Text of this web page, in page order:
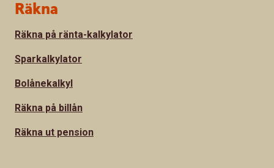
Sidfot
Räkna
Räkna på ränta-kalkylator
Sparkalkylator
Bolånekalkyl
Räkna på billån
Räkna ut pension